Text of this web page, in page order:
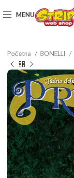
MENU
Početna BONELLI